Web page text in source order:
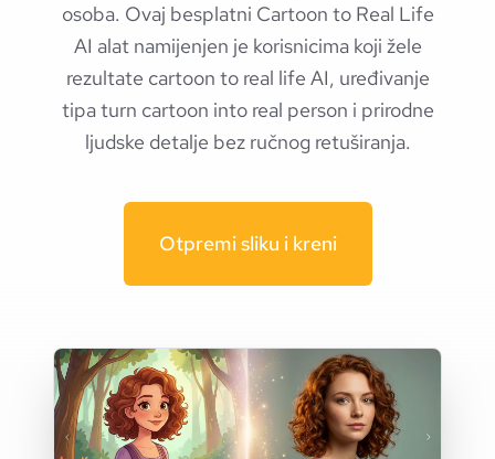
osoba. Ovaj besplatni Cartoon to Real Life
AI alat namijenjen je korisnicima koji žele
rezultate cartoon to real life AI, uređivanje
tipa turn cartoon into real person i prirodne
ljudske detalje bez ručnog retuširanja.
Otpremi sliku i kreni